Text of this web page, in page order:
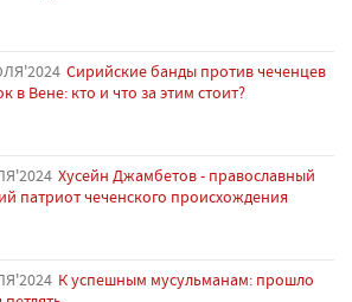
Сирийские банды против чеченцев
в Вене: кто и что за этим стоит?
Хусейн Джамбетов - православный
патриот чеченского происхождения
К успешным мусульманам: прошло